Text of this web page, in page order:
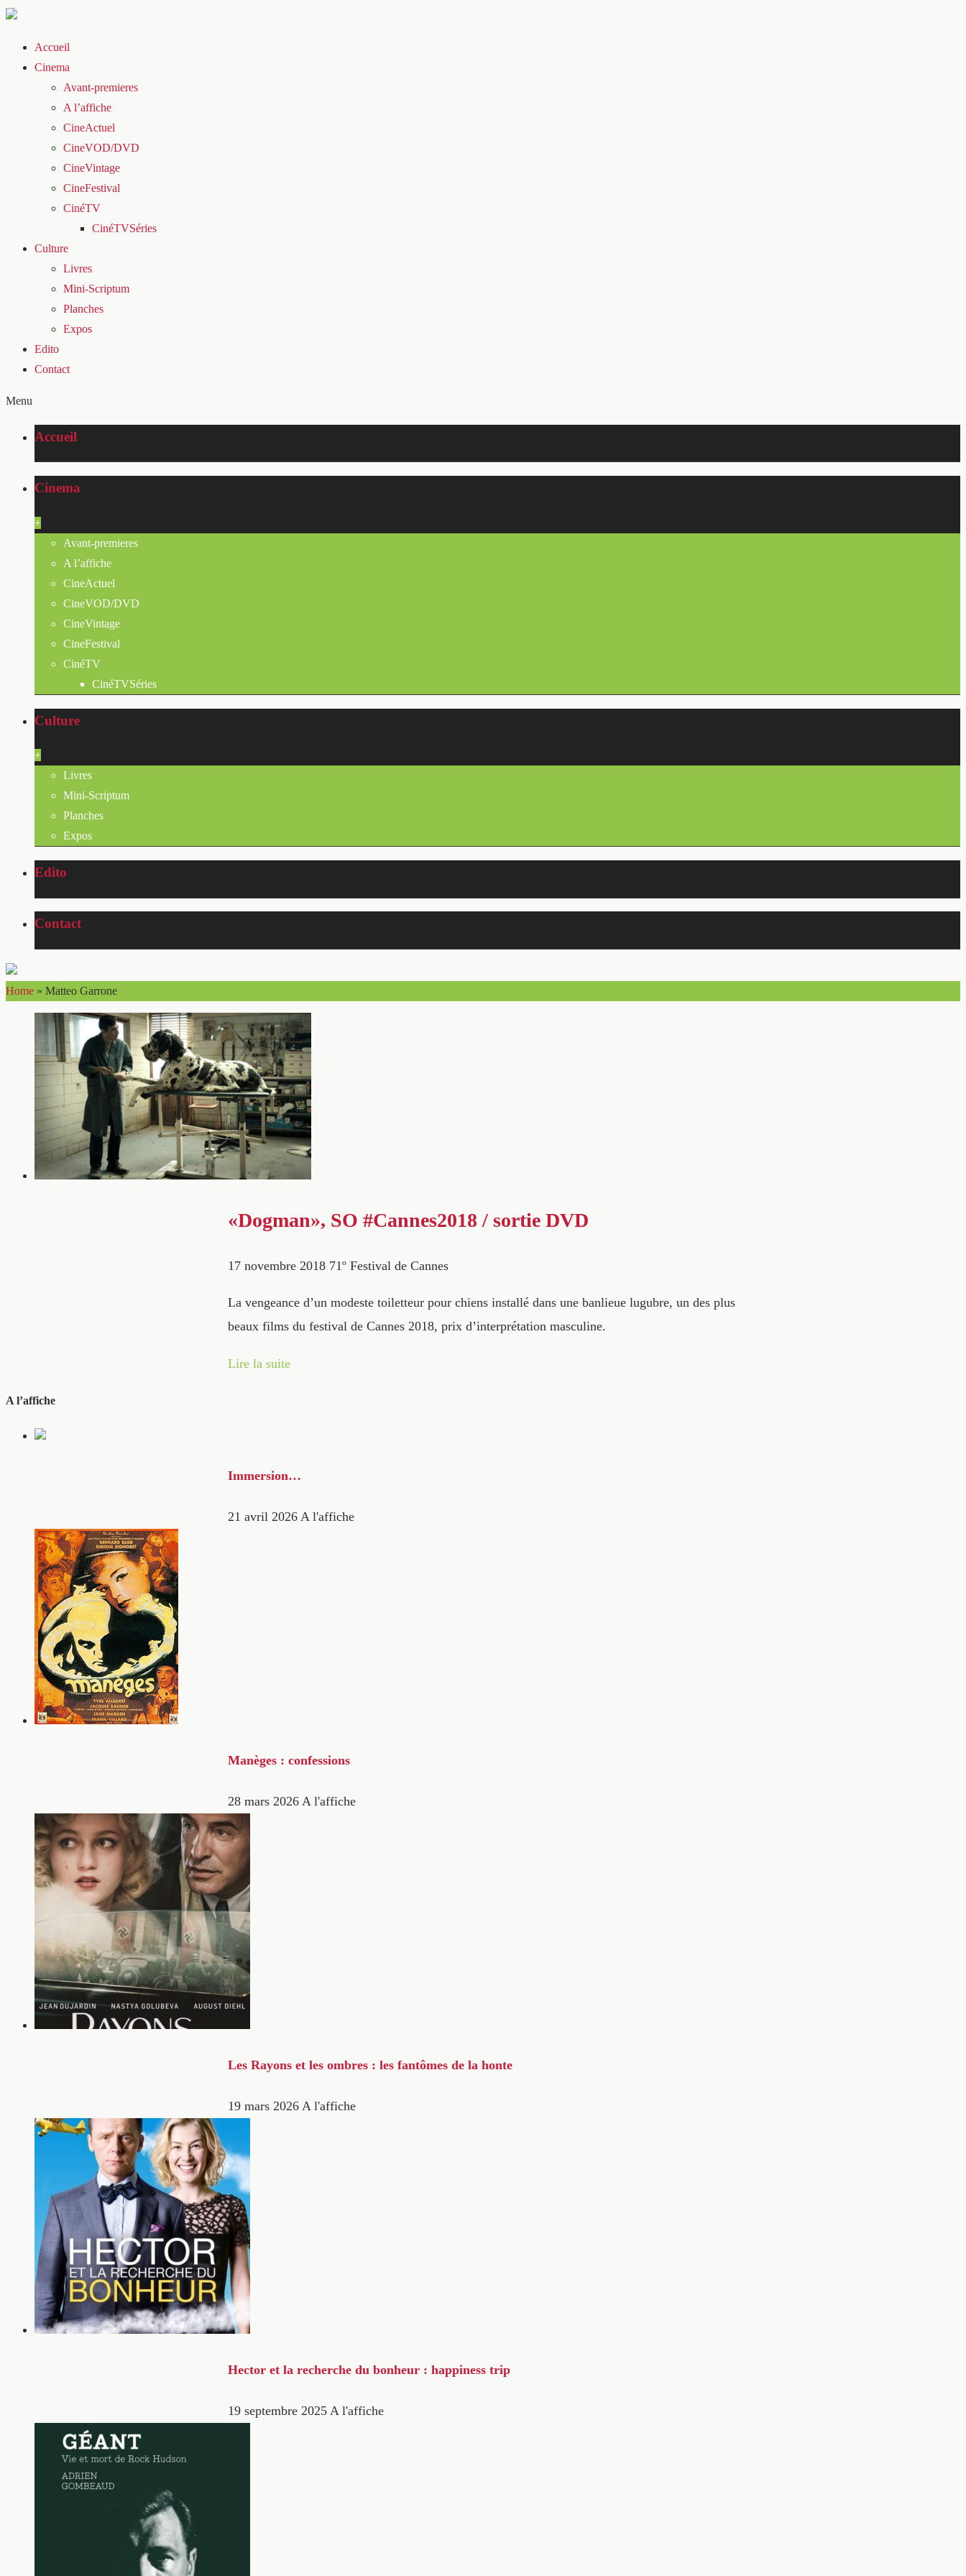
Accueil
Cinema
Avant-premieres
A l’affiche
CineActuel
CineVOD/DVD
CineVintage
CineFestival
CinéTV
CinéTVSéries
Culture
Livres
Mini-Scriptum
Planches
Expos
Edito
Contact
Menu
Accueil
Cinema
+
Avant-premieres
A l’affiche
CineActuel
CineVOD/DVD
CineVintage
CineFestival
CinéTV
CinéTVSéries
Culture
+
Livres
Mini-Scriptum
Planches
Expos
Edito
Contact
Home » Matteo Garrone
«Dogman», SO #Cannes2018 / sortie DVD
17 novembre 2018 71º Festival de Cannes
La vengeance d’un modeste toiletteur pour chiens installé dans une banlieue lugubre, un des plus
beaux films du festival de Cannes 2018, prix d’interprétation masculine.
Lire la suite
A l’affiche
Immersion…
21 avril 2026 A l'affiche
Manèges : confessions
28 mars 2026 A l'affiche
Les Rayons et les ombres : les fantômes de la honte
19 mars 2026 A l'affiche
Hector et la recherche du bonheur : happiness trip
19 septembre 2025 A l'affiche